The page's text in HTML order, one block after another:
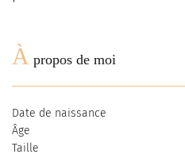
À propos de moi
Date de naissance
Âge
Taille